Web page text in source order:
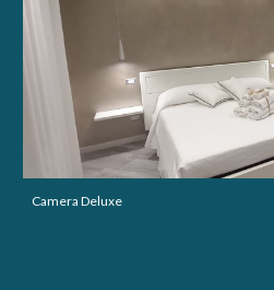
Camera Deluxe